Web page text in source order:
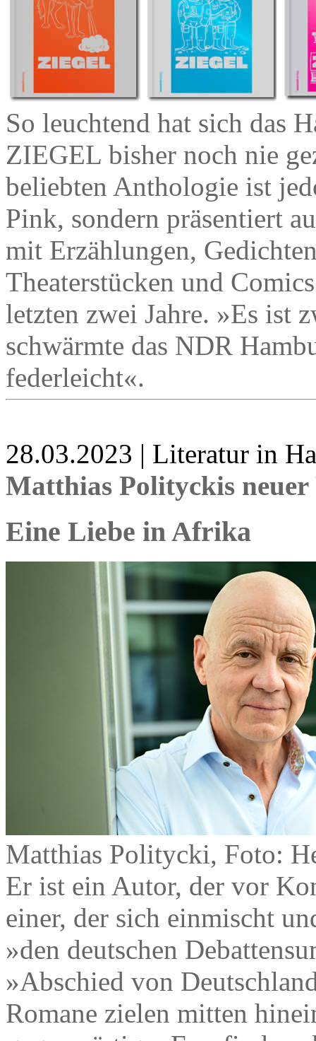
So leuchtend hat sich das
ZIEGEL bisher noch nie
beliebten Anthologie ist
Pink, sondern präsentiert
mit Erzählungen,
Theaterstücken und
letzten zwei Jahre. »Es ist
schwärmte das NDR
federleicht«.
28.03.2023 | Literatur in
Matthias Polityckis
Eine Liebe in Afrika
Matthias Politycki, Foto:
Er ist ein Autor, der vor
einer, der sich einmischt
»den deutschen
»Abschied von
Romane zielen mitten